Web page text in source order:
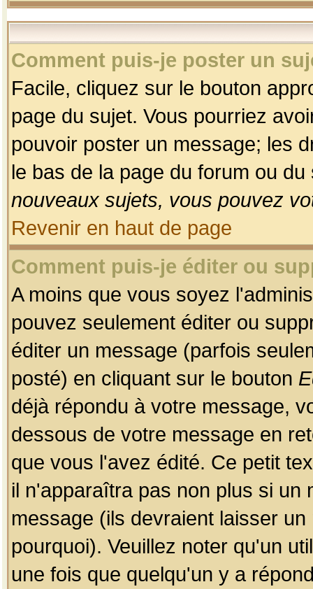
Comment puis-je poster un
Facile, cliquez sur le bouton
page du sujet. Vous pourriez
pouvoir poster un message; les
le bas de la page du forum ou
nouveaux sujets, vous pouvez
Revenir en haut de page
Comment puis-je éditer ou
A moins que vous soyez
pouvez seulement éditer ou
éditer un message (parfois
posté) en cliquant sur le bouton
déjà répondu à votre message,
dessous de votre message en
que vous l'avez édité. Ce petit
il n'apparaîtra pas non plus si un
message (ils devraient laisser
pourquoi). Veuillez noter qu'un
une fois que quelqu'un y a